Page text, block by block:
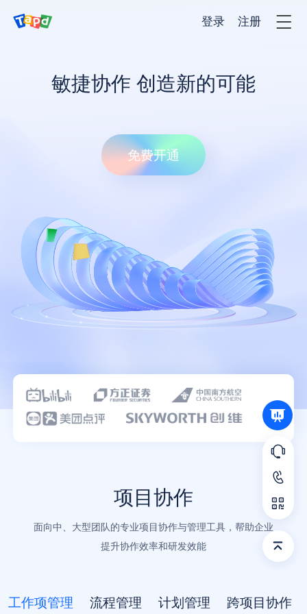
敏捷协作 创造新的可能
免费开通
项目协作
面向中、大型团队的专业项目协作与管理工具，帮助企业
提升协作效率和研发效能
工作项管理 流程管理 计划管理 跨项目协作
登录 注册
服务与支持
新闻资讯